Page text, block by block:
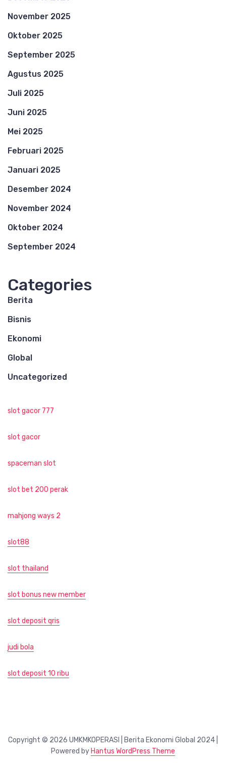
November 2025
Oktober 2025
September 2025
Agustus 2025
Juli 2025
Juni 2025
Mei 2025
Februari 2025
Januari 2025
Desember 2024
November 2024
Oktober 2024
September 2024
Categories
Berita
Bisnis
Ekonomi
Global
Uncategorized
slot gacor 777
slot gacor
spaceman slot
slot bet 200 perak
mahjong ways 2
slot88
slot thailand
slot bonus new member
slot deposit qris
judi bola
slot deposit 10 ribu
Copyright © 2026 UMKMKOPERASI | Berita Ekonomi Global 2024 |
Powered by Hantus WordPress Theme